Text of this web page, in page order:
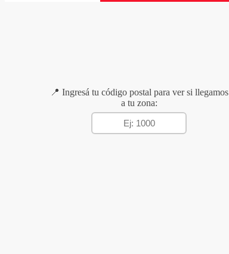
📍 Ingresá tu código postal para ver si llegamos
a tu zona: